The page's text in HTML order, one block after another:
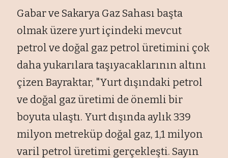
Gabar ve Sakarya Gaz Sahası başta
olmaküzere yurt içindeki mevcut
petrol ve doğal gaz petrolüretimini çok
daha yukarılara taşıyacaklarının altını
çizen Bayraktar, "Yurt dışındaki petrol
ve doğal gazüretimi de önemli bir
boyuta ulaştı. Yurt dışında aylık 339
milyon metreküp doğal gaz, 1,1 milyon
varil petrolüretimi gerçekleşti. Sayın